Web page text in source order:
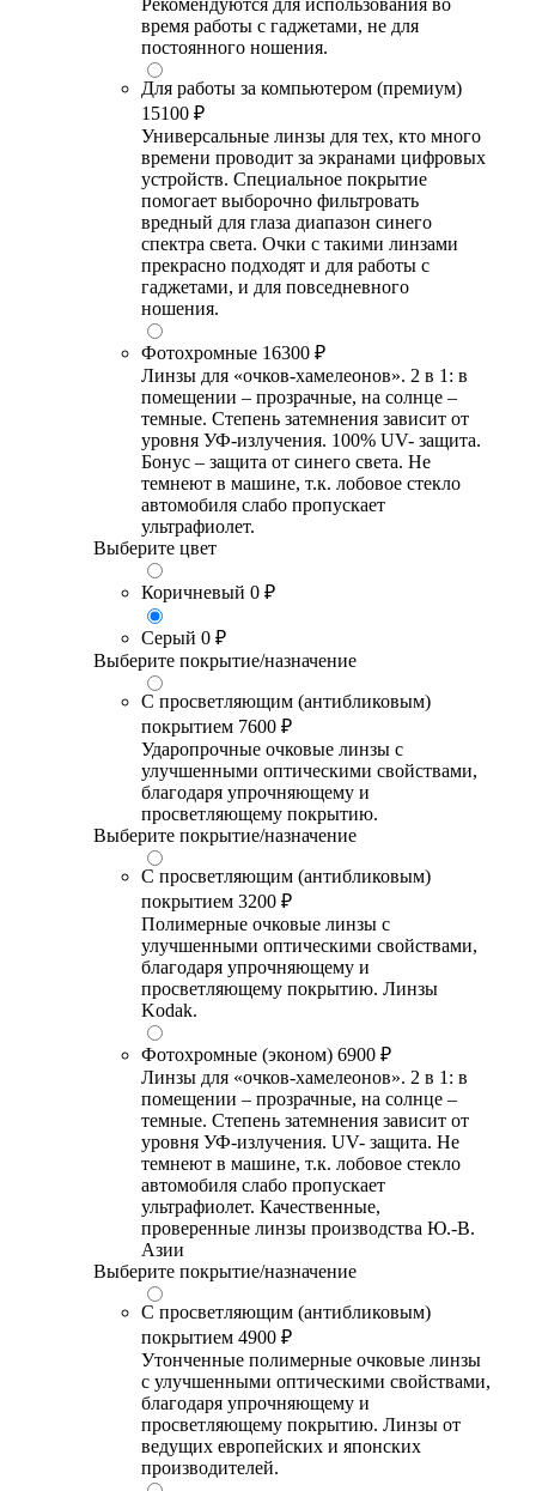
Рекомендуются для использования во
время работы с гаджетами, не для
постоянного ношения.
Для работы за компьютером (премиум)
15100 ₽
Универсальные линзы для тех, кто много
времени проводит за экранами цифровых
устройств. Специальное покрытие
помогает выборочно фильтровать
вредный для глаза диапазон синего
спектра света. Очки с такими линзами
прекрасно подходят и для работы с
гаджетами, и для повседневного
ношения.
Фотохромные 16300 ₽
Линзы для «очков-хамелеонов». 2 в 1: в
помещении – прозрачные, на солнце –
темные. Степень затемнения зависит от
уровня УФ-излучения. 100% UV- защита.
Бонус – защита от синего света. Не
темнеют в машине, т.к. лобовое стекло
автомобиля слабо пропускает
ультрафиолет.
Выберите цвет
Коричневый 0 ₽
Серый 0 ₽
Выберите покрытие/назначение
С просветляющим (антибликовым)
покрытием 7600 ₽
Ударопрочные очковые линзы с
улучшенными оптическими свойствами,
благодаря упрочняющему и
просветляющему покрытию.
Выберите покрытие/назначение
С просветляющим (антибликовым)
покрытием 3200 ₽
Полимерные очковые линзы с
улучшенными оптическими свойствами,
благодаря упрочняющему и
просветляющему покрытию. Линзы
Kodak.
Фотохромные (эконом) 6900 ₽
Линзы для «очков-хамелеонов». 2 в 1: в
помещении – прозрачные, на солнце –
темные. Степень затемнения зависит от
уровня УФ-излучения. UV- защита. Не
темнеют в машине, т.к. лобовое стекло
автомобиля слабо пропускает
ультрафиолет. Качественные,
проверенные линзы производства Ю.-В.
Азии
Выберите покрытие/назначение
С просветляющим (антибликовым)
покрытием 4900 ₽
Утонченные полимерные очковые линзы
с улучшенными оптическими свойствами,
благодаря упрочняющему и
просветляющему покрытию. Линзы от
ведущих европейских и японских
производителей.